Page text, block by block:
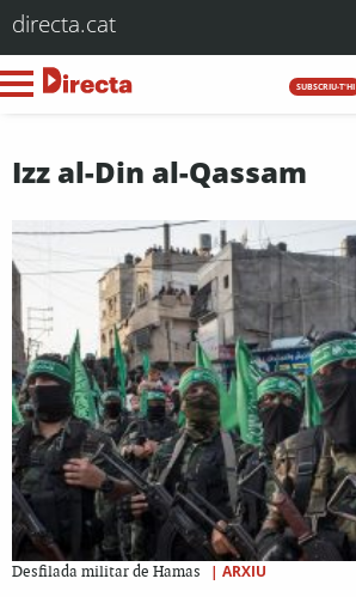
directa.cat
SUBSCRIU-T'HI
Izz al-Din al-Qassam
Desfilada militar de Hamas | ARXIU